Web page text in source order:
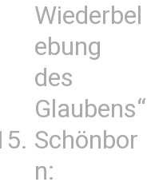
Wiederbel
ebung
des
Glaubens“
Schönbor
n: